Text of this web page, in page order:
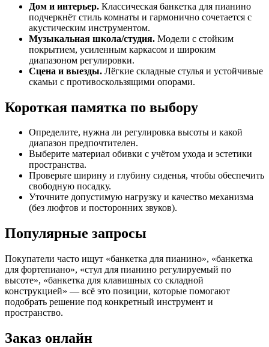
Дом и интерьер. Классическая банкетка для пианино
подчеркнёт стиль комнаты и гармонично сочетается с
акустическим инструментом.
Музыкальная школа/студия. Модели с стойким
покрытием, усиленным каркасом и широким
диапазоном регулировки.
Сцена и выезды. Лёгкие складные стулья и устойчивые
скамьи с противоскользящими опорами.
Короткая памятка по выбору
Определите, нужна ли регулировка высоты и какой
диапазон предпочтителен.
Выберите материал обивки с учётом ухода и эстетики
пространства.
Проверьте ширину и глубину сиденья, чтобы обеспечить
свободную посадку.
Уточните допустимую нагрузку и качество механизма
(без люфтов и посторонних звуков).
Популярные запросы
Покупатели часто ищут «банкетка для пианино», «банкетка
для фортепиано», «стул для пианино регулируемый по
высоте», «банкетка для клавишных со складной
конструкцией» — всё это позиции, которые помогают
подобрать решение под конкретный инструмент и
пространство.
Заказ онлайн